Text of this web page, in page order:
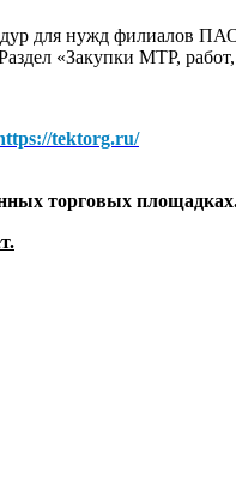
для нужд филиалов
«Закупки МТР,
tektorg.ru/
торговых